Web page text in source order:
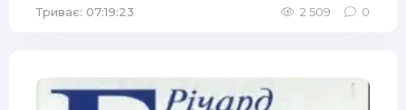
Триває: 07:19:23 2 509 0